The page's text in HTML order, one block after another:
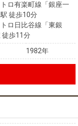
ロ有楽町線「銀座一
徒歩10分
ロ日比谷線「東銀
徒歩11分
1982年